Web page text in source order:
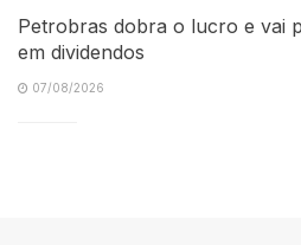
Petrobras dobra o lucro e vai
em dividendos
07/08/2026